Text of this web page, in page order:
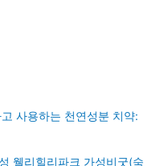
사용하는 천연성분 치약:
웰리힐리파크 가성비굿(숙